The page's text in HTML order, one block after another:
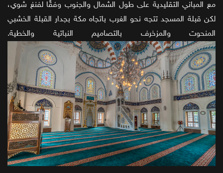
مع المباني التقليدية على طول الشمال والجنوب وفقًا لفنغ شوي،
لكن قبلة المسجد تتجه نحو الغرب باتجاه مكة بجدار القبلة الخشبي
المنحوت والمزخرف بالتصاميم النباتية والخطية.